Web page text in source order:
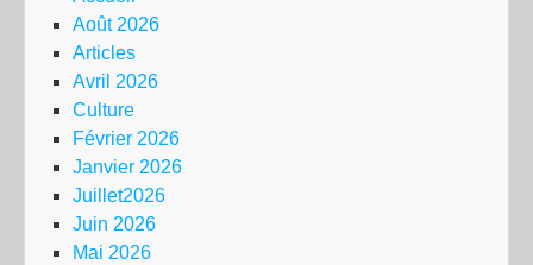
Août 2026
Articles
Avril 2026
Culture
Février 2026
Janvier 2026
Juillet2026
Juin 2026
Mai 2026